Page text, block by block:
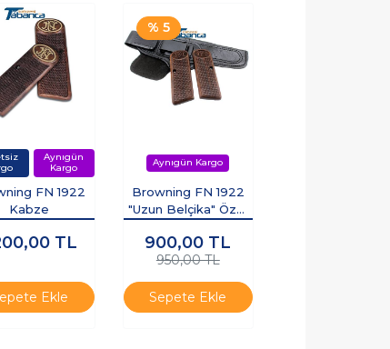
FN 1922
Kabze
TL
Ekle
% 5
Browning FN 1922
"Uzun Belçika" Özel
Deri İç Kılıf
900,00 TL
950,00 TL
Sepete Ekle